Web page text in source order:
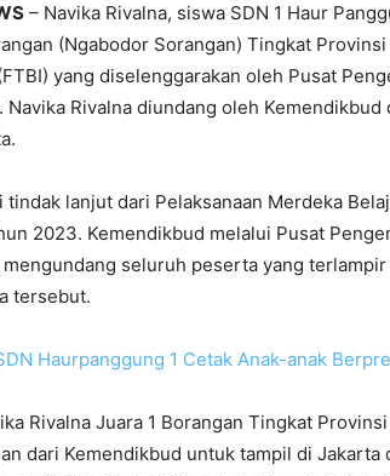
– Navika Rivalna, siswa SDN 1 Haur
(Ngabodor Sorangan) Tingkat
yang diselenggarakan oleh Pusat
Navika Rivalna diundang oleh
tindak lanjut dari Pelaksanaan Merdeka
2023. Kemendikbud melalui Pusat
mengundang seluruh peserta yang
tersebut.
Haurpanggung 1 Cetak Anak-anak
Rivalna Juara 1 Borangan Tingkat
dari Kemendikbud untuk tampil di Jakarta